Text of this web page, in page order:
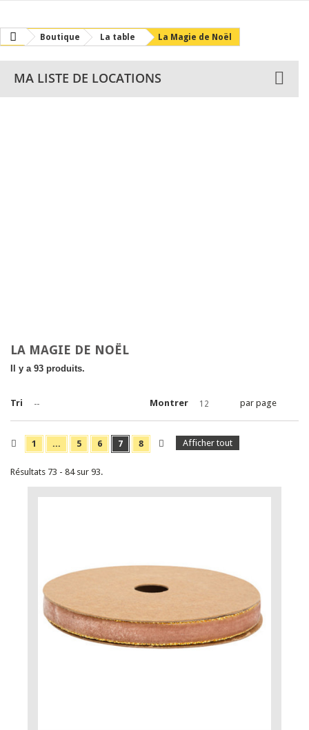
Boutique La table La Magie de Noël
MA LISTE DE LOCATIONS
LA MAGIE DE NOËL
Il y a 93 produits.
Tri -- Montrer 12 par page
Afficher tout
1 ... 5 6 7 8
Résultats 73 - 84 sur 93.